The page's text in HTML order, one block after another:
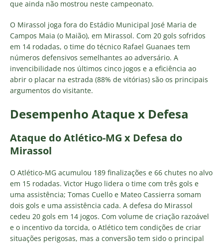
que ainda não mostrou neste campeonato.
O Mirassol joga fora do Estádio Municipal José Maria de
Campos Maia (o Maião), em Mirassol. Com 20 gols sofridos
em 14 rodadas, o time do técnico Rafael Guanaes tem
números defensivos semelhantes ao adversário. A
invencibilidade nos últimos cinco jogos e a eficiência ao
abrir o placar na estrada (88% de vitórias) são os principais
argumentos do visitante.
Desempenho Ataque x Defesa
Ataque do Atlético-MG x Defesa do
Mirassol
O Atlético-MG acumulou 189 finalizações e 66 chutes no alvo
em 15 rodadas. Victor Hugo lidera o time com três gols e
uma assistência; Tomas Cuello e Mateo Cassierra somam
dois gols e uma assistência cada. A defesa do Mirassol
cedeu 20 gols em 14 jogos. Com volume de criação razoável
e o incentivo da torcida, o Atlético tem condições de criar
situações perigosas, mas a conversão tem sido o principal